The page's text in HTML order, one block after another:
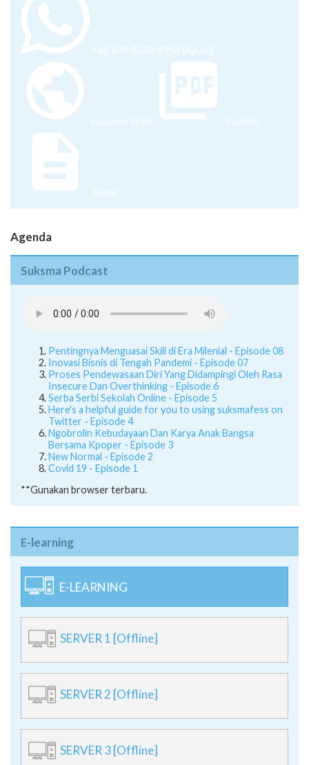
+62 878-8528-5958 (Ayumi)
Halaman Web Pamflet
Juknis
Agenda
Suksma Podcast
Pentingnya Menguasai Skill di Era Milenial - Episode 08
Inovasi Bisnis di Tengah Pandemi - Episode 07
Proses Pendewasaan Diri Yang Didampingi Oleh Rasa
Insecure Dan Overthinking - Episode 6
Serba Serbi Sekolah Online - Episode 5
Here's a helpful guide for you to using suksmafess on
Twitter - Episode 4
Ngobrolin Kebudayaan Dan Karya Anak Bangsa
Bersama Kpoper - Episode 3
New Normal - Episode 2
Covid 19 - Episode 1
**Gunakan browser terbaru.
E-learning
E-LEARNING
SERVER 1 [Offline]
SERVER 2 [Offline]
SERVER 3 [Offline]